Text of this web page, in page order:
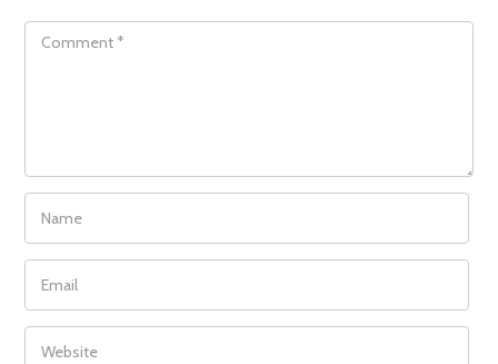
COMMENT
NAME
EMAIL
WEBSITE